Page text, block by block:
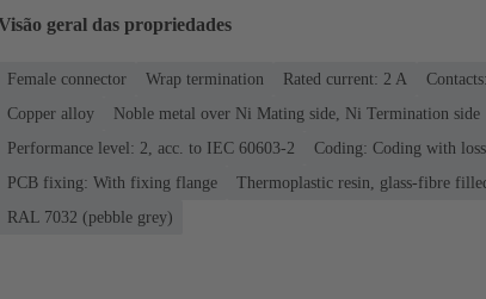
geral das propriedades
Female connector Wrap termination Rated current: ‌2 A
Copper alloy
Noble metal over Ni Mating side, Ni Termination side
Performance level: 2, acc. to IEC 60603-2
Coding: Coding with
PCB fixing: With fixing flange
Thermoplastic resin, glass-fibre
RAL 7032 (pebble grey)